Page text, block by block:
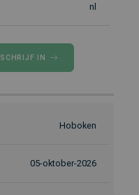
nl
SCHRIJF IN
Hoboken
05-oktober-2026